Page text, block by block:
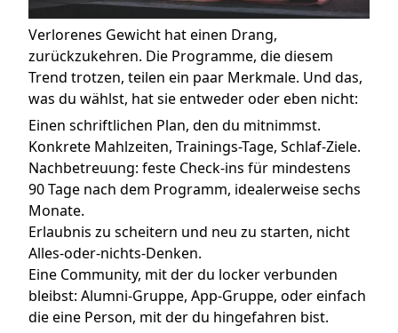
Verlorenes Gewicht hat einen Drang,
zurückzukehren. Die Programme, die diesem
Trend trotzen, teilen ein paar Merkmale. Und das,
was du wählst, hat sie entweder oder eben nicht:
Einen schriftlichen Plan, den du mitnimmst.
Konkrete Mahlzeiten, Trainings-Tage, Schlaf-Ziele.
Nachbetreuung: feste Check-ins für mindestens
90 Tage nach dem Programm, idealerweise sechs
Monate.
Erlaubnis zu scheitern und neu zu starten, nicht
Alles-oder-nichts-Denken.
Eine Community, mit der du locker verbunden
bleibst: Alumni-Gruppe, App-Gruppe, oder einfach
die eine Person, mit der du hingefahren bist.